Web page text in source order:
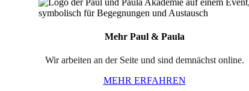
Mehr Paul & Paula
Wir arbeiten an der Seite und sind demnächst online.
MEHR ERFAHREN